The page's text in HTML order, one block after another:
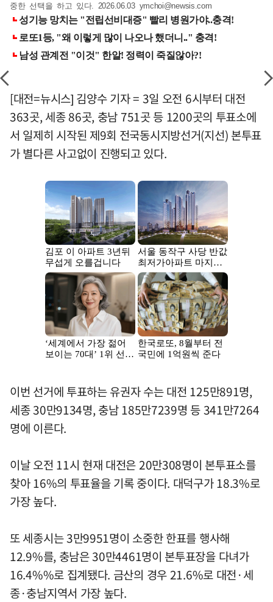
중한 선택을 하고 있다. 2026.06.03 ymchoi@newsis.com
[대전=뉴시스] 김양수 기자 = 3일 오전 6시부터 대전
363곳, 세종 86곳, 충남 751곳 등 1200곳의 투표소에
서 일제히 시작된 제9회 전국동시지방선거(지선) 본투표
가 별다른 사고없이 진행되고 있다.
이번 선거에 투표하는 유권자 수는 대전 125만891명,
세종 30만9134명, 충남 185만7239명 등 341만7264
명에 이른다.
이날 오전 11시 현재 대전은 20만308명이 본투표소를
찾아 16%의 투표율을 기록 중이다. 대덕구가 18.3%로
가장 높다.
또 세종시는 3만9951명이 소중한 한표를 행사해
12.9%를, 충남은 30만4461명이 본투표장을 다녀가
16.4%%로 집계됐다. 금산의 경우 21.6%로 대전·세
종·충남지역서 가장 높다.